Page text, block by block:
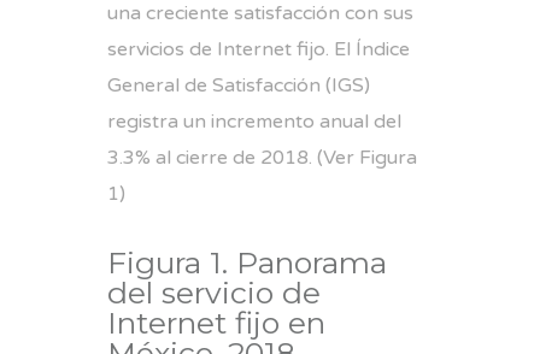
una creciente satisfacción con sus
servicios de Internet fijo. El Índice
General de Satisfacción (IGS)
registra un incremento anual del
3.3% al cierre de 2018. (Ver Figura
1)
Figura 1. Panorama
del servicio de
Internet fijo en